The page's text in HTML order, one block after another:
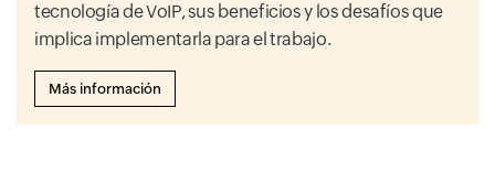
tecnología de VoIP, sus beneficios y los desafíos que
implica implementarla para el trabajo.
Más información